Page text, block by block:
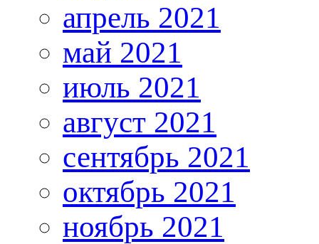
апрель 2021
май 2021
июль 2021
август 2021
сентябрь 2021
октябрь 2021
ноябрь 2021